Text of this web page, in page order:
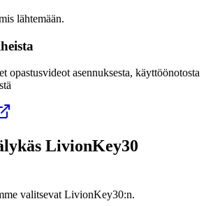
lähtemään.
opastusvideot asennuksesta, käyttöönotosta
LivionKey30
valitsevat LivionKey30:n.